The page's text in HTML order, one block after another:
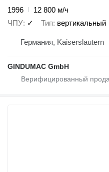
1996
12 800 м/ч
ЧПУ ✓ Тип вертикальный
Германия, Kaiserslautern
GINDUMAC GmbH